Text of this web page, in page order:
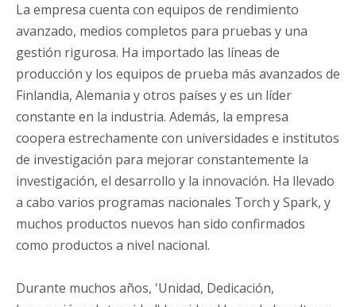
La empresa cuenta con equipos de rendimiento
avanzado, medios completos para pruebas y una
gestión rigurosa. Ha importado las líneas de
producción y los equipos de prueba más avanzados de
Finlandia, Alemania y otros países y es un líder
constante en la industria. Además, la empresa
coopera estrechamente con universidades e institutos
de investigación para mejorar constantemente la
investigación, el desarrollo y la innovación. Ha llevado
a cabo varios programas nacionales Torch y Spark, y
muchos productos nuevos han sido confirmados
como productos a nivel nacional.
Durante muchos años, 'Unidad, Dedicación,